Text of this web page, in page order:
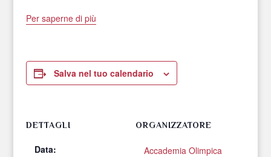
Per saperne di più
Salva nel tuo calendario
DETTAGLI
Data:
ORGANIZZATORE
Accademia Olimpica